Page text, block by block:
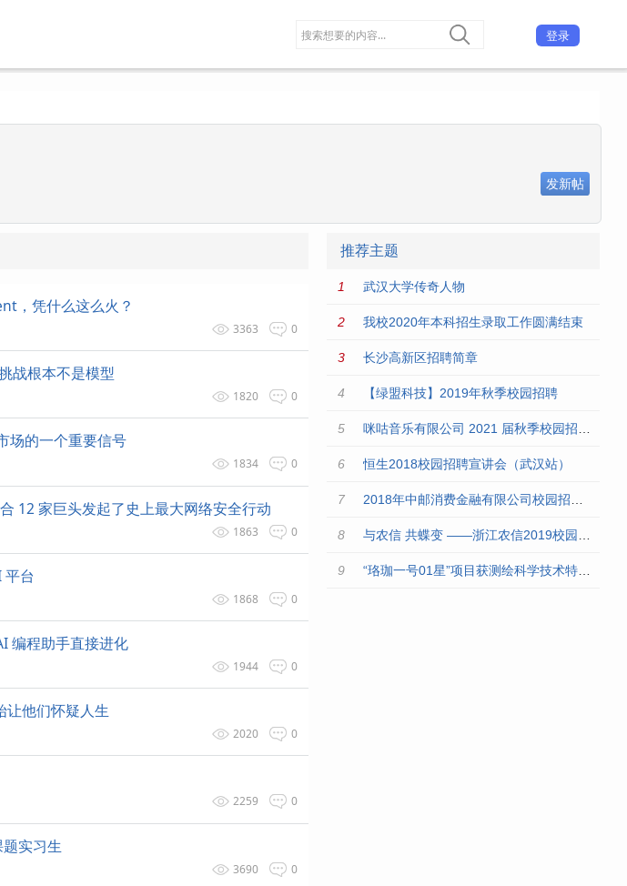
登录
发新帖
，凭什么这么火？
0
3363
战根本不是模型
0
1820
场的一个重要信号
0
1834
12 家巨头发起了史上最大网络安全行动
0
1863
平台
0
1868
编程助手直接进化
0
1944
让他们怀疑人生
0
2020
0
2259
实习生
0
3690
推荐主题
武汉大学传奇人物
我校2020年本科招生录取工作圆满结束
长沙高新区招聘简章
【绿盟科技】2019年秋季校园招聘
恒生2018校园招聘宣讲会（武汉站）